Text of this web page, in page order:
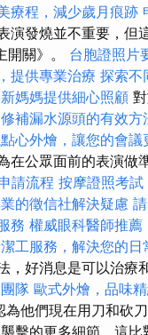
療程，減少歲月痕跡
演發燒並不重要，但
關》。 台胞證照片
提供專業治療 探索不
媽媽提供細心照顧
補漏水源頭的有效方
心外燴，讓您的會議
在公眾面前的表演做
請流程 按摩證照考試
的徵信社解決疑慮
務 權威眼科醫師推
工服務，解決您的日
，好消息是可以治療
隊 歐式外燴，品味
他們現在用刀和砍
擊的更多細節，這